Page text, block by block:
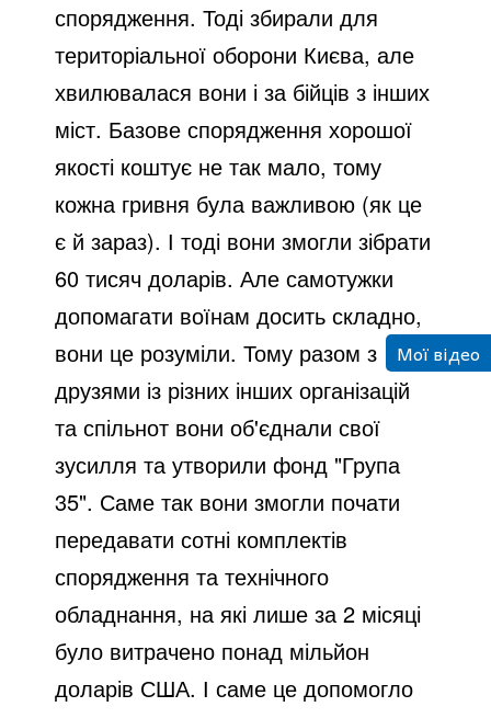
спорядження. Тоді збирали для
територіальної оборони Києва, але
хвилювалася вони і за бійців з інших
міст. Базове спорядження хорошої
якості коштує не так мало, тому
кожна гривня була важливою (як це
є й зараз). І тоді вони змогли зібрати
60 тисяч доларів. Але самотужки
допомагати воїнам досить складно,
вони це розуміли. Тому разом з
друзями із різних інших організацій
та спільнот вони об'єднали свої
зусилля та утворили фонд "Група
35". Саме так вони змогли почати
передавати сотні комплектів
спорядження та технічного
обладнання, на які лише за 2 місяці
було витрачено понад мільйон
доларів США. І саме це допомогло
Мої відео